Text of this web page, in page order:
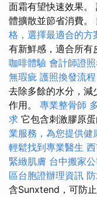
面霜有望快速效果。
體擴散並節省消費。
格，選擇最適合的方
有新鮮感，適合所有
咖啡體驗 會計師證
無瑕疵 護照換發流
去除多餘的水分，減
作用。 專業整骨師
求 它包含刺激膠原
業服務，為您提供健
輕鬆找到專業醫生
緊緻肌膚 台中搬家
區台胞證辦理資訊
含Sunxtend，可防